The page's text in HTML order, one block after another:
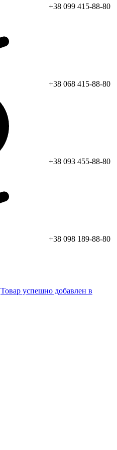
+38 099 415-88-80
+38 068 415-88-80
+38 093 455-88-80
+38 098 189-88-80
Товар успешно добавлен в